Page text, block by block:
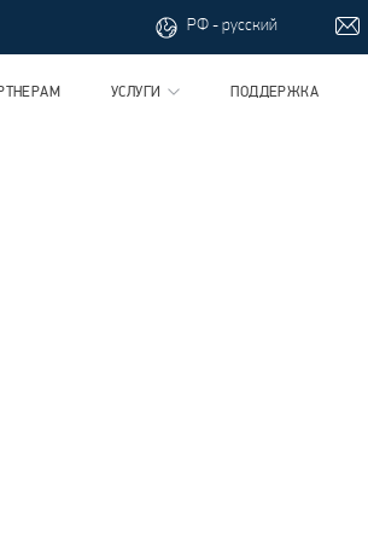
РФ - русский
УСЛУГИ ПОДДЕРЖКА